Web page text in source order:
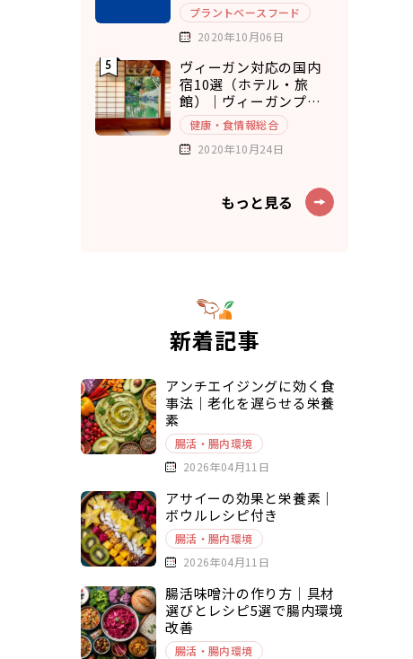
プラントベースフード
2020年10月06日
ヴィーガン対応の国内
宿10選（ホテル・旅
館）｜ヴィーガンプラ
ンもあり◎
健康・食情報総合
2020年10月24日
もっと見る
新着記事
アンチエイジングに効く食
事法｜老化を遅らせる栄養
素
腸活・腸内環境
2026年04月11日
アサイーの効果と栄養素｜
ボウルレシピ付き
腸活・腸内環境
2026年04月11日
腸活味噌汁の作り方｜具材
選びとレシピ5選で腸内環境
改善
腸活・腸内環境